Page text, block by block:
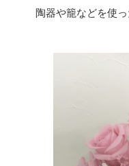
陶器や籠などを使っ